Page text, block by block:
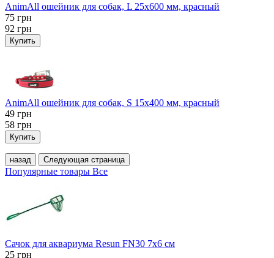
AnimAll ошейник для собак, L 25x600 мм, красный
75 грн
92 грн
Купить
AnimAll ошейник для собак, S 15х400 мм, красный
49 грн
58 грн
Купить
назад Следующая страница
Популярные товары Все
Сачок для аквариума Resun FN30 7х6 см
25 грн